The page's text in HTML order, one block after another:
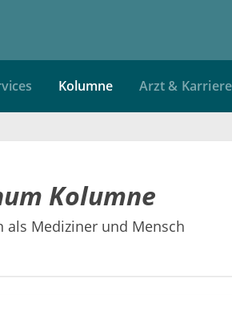
Kolumne Arzt & Karriere
Kolumne
als Mediziner und Mensch